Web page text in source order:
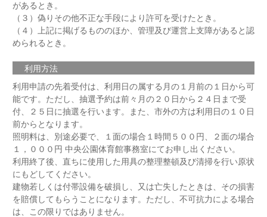
があるとき。
（３）偽りその他不正な手段により許可を受けたとき。
（４）上記に掲げるもののほか、管理及び運営上支障があると認
められるとき。
利用方法
利用申請の先着受付は、利用日の属する月の１月前の１日から可
能です。ただし、抽選予約は前々月の２０日から２４日まで受
付、２５日に抽選を行います。また、市外の方は利用日の１０日
前からとなります。
照明料は、別途必要で、１面の場合１時間５００円、２面の場合
１，０００円 中央公園体育館事務室にてお申し出ください。
利用終了後、直ちに使用した用具の整理整頓及び清掃を行い原状
にもどしてください。
建物若しくは付帯設備を破損し、又は亡失したときは、その損害
を賠償してもらうことになります。ただし、不可抗力による場合
は、この限りではありません。